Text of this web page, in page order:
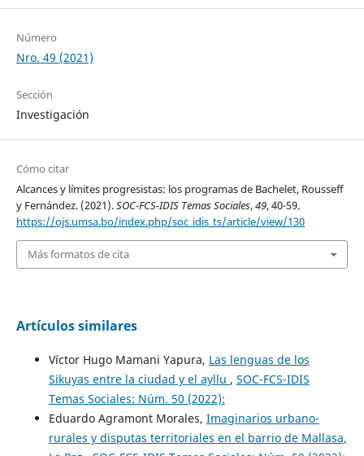
Número
Nro. 49 (2021)
Sección
Investigación
Cómo citar
Alcances y límites progresistas: los programas de Bachelet, Rousseff
y Fernández. (2021).SOC-FCS-IDIS Temas Sociales,49, 40-59.
https://ojs.umsa.bo/index.php/soc_idis_ts/article/view/130
Más formatos de cita
Artículos similares
Víctor Hugo Mamani Yapura, Las lenguas de los
Sikuyas entre la ciudad y el ayllu , SOC-FCS-IDIS
Temas Sociales: Núm. 50 (2022):
Eduardo Agramont Morales, Imaginarios urbano-
rurales y disputas territoriales en el barrio de Mallasa,